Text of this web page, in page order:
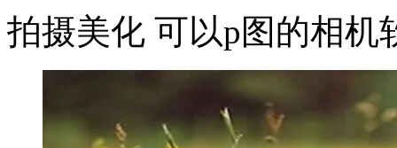
拍摄美化 可以p图的相机